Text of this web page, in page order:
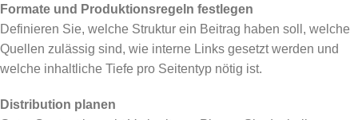
Formate und Produktionsregeln festlegen
Definieren Sie, welche Struktur ein Beitrag haben soll, welche
Quellen zulässig sind, wie interne Links gesetzt werden und
welche inhaltliche Tiefe pro Seitentyp nötig ist.
Distribution planen